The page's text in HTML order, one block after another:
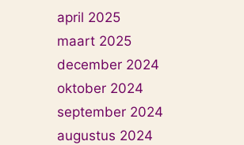
april 2025
maart 2025
december 2024
oktober 2024
september 2024
augustus 2024